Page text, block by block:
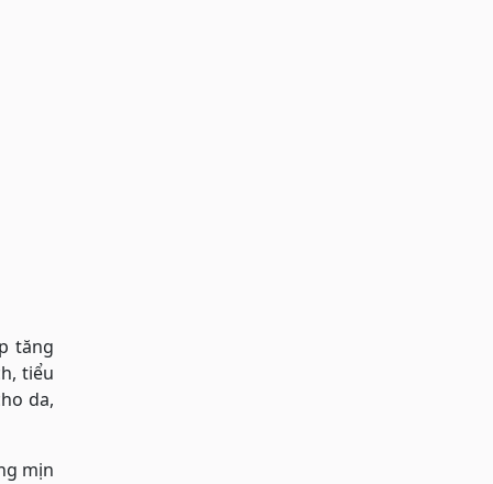
tăng
tiểu
da,
mịn